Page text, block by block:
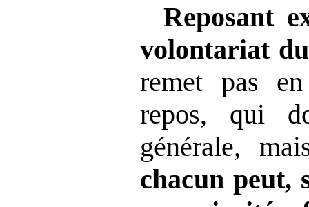
Reposant
volontariat
remet pas
repos, qui
générale,
chacun peut,